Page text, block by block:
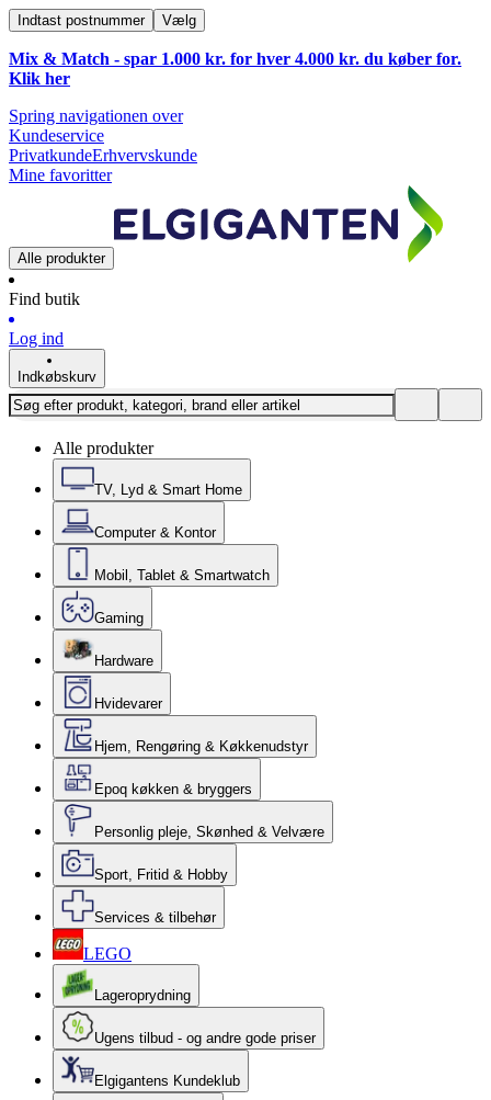
Indtast postnummer Vælg
Mix & Match - spar 1.000 kr. for hver 4.000 kr. du køber for.
Klik her
Spring navigationen over
Kundeservice
PrivatkundeErhvervskunde
Mine favoritter
Alle produkter
Find butik
Log ind
Indkøbskurv
Alle produkter
TV, Lyd & Smart Home
Computer & Kontor
Mobil, Tablet & Smartwatch
Gaming
Hardware
Hvidevarer
Hjem, Rengøring & Køkkenudstyr
Epoq køkken & bryggers
Personlig pleje, Skønhed & Velvære
Sport, Fritid & Hobby
Services & tilbehør
LEGO
Lageroprydning
Ugens tilbud - og andre gode priser
Elgigantens Kundeklub